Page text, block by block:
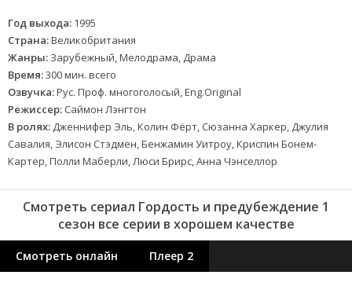
Год выхода: 1995
Страна:Великобритания
Жанры: Зарубежный, Мелодрама, Драма
Время:300 мин. всего
Озвучка:Рус. Проф. многоголосый, Eng.Original
Режиссер: Саймон Лэнгтон
В ролях: Дженнифер Эль, Колин Фёрт, Сюзанна Харкер, Джулия
Савалия, Элисон Стэдмен, Бенжамин Уитроу, Криспин Бонем-
Картер, Полли Маберли, Люси Брирс, Анна Чэнселлор
Смотреть сериал Гордость и предубеждение 1
сезон все серии в хорошем качестве
Смотреть онлайн Плеер 2